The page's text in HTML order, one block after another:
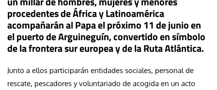
procedentes de África y Latinoamérica
acompañarán al Papa el próximo 11 de junio en
el puerto de Arguineguín, convertido en símbolo
de la frontera sur europea y de la Ruta Atlántica.
Junto a ellos participarán entidades sociales, personal de
rescate, pescadores y voluntariado de acogida en un acto